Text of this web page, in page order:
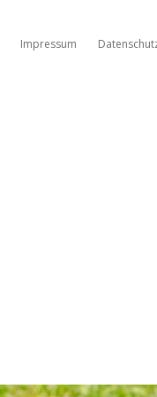
Impressum